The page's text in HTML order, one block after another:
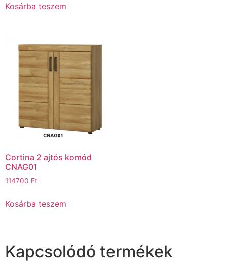
Kosárba teszem
Cortina 2 ajtós komód
CNAG01
114700 Ft
Kosárba teszem
Kapcsolódó termékek